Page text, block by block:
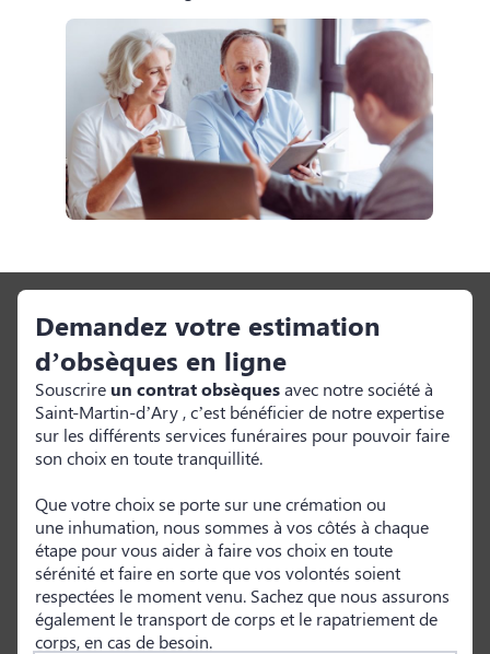
Demandez votre estimation
d’obsèques en ligne
Souscrire un contrat obsèquesavec notre société à
Saint-Martin-d’Ary , c’est bénéficier de notre expertise
sur les différents services funéraires pour pouvoir faire
son choix en toute tranquillité.
Que votre choix se porte sur une crémation ou
une inhumation, nous sommes à vos côtés à chaque
étape pour vous aider à faire vos choix en toute
sérénité et faire en sorte que vos volontés soient
respectées le moment venu. Sachez que nous assurons
également le transport de corps et le rapatriement de
corps, en cas de besoin.